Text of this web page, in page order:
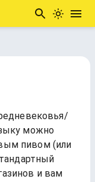
можно
пивом (или
и вам